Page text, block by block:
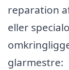
reparation
eller
glarmestre: